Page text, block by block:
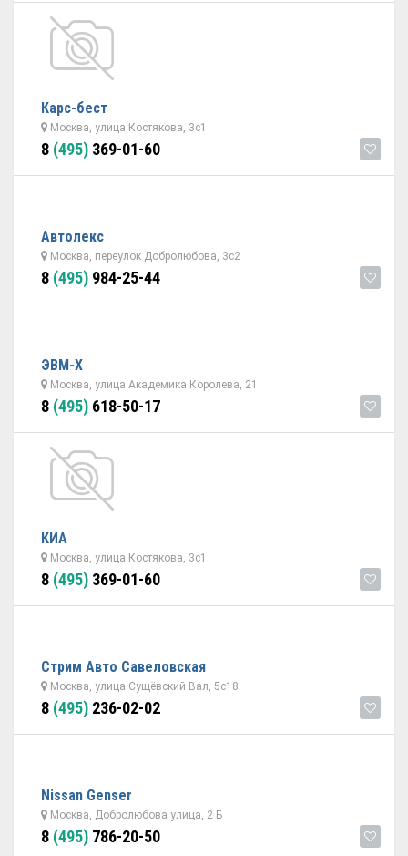
Карс-бест
Москва, улица Костякова, 3с1
8 (495) 369-01-60
Автолекс
Москва, переулок Добролюбова, 3с2
8 (495) 984-25-44
ЭВМ-Х
Москва, улица Академика Королева, 21
8 (495) 618-50-17
КИА
Москва, улица Костякова, 3с1
8 (495) 369-01-60
Стрим Авто Савеловская
Москва, улица Сущёвский Вал, 5с18
8 (495) 236-02-02
Nissan Genser
Москва, Добролюбова улица, 2 Б
8 (495) 786-20-50